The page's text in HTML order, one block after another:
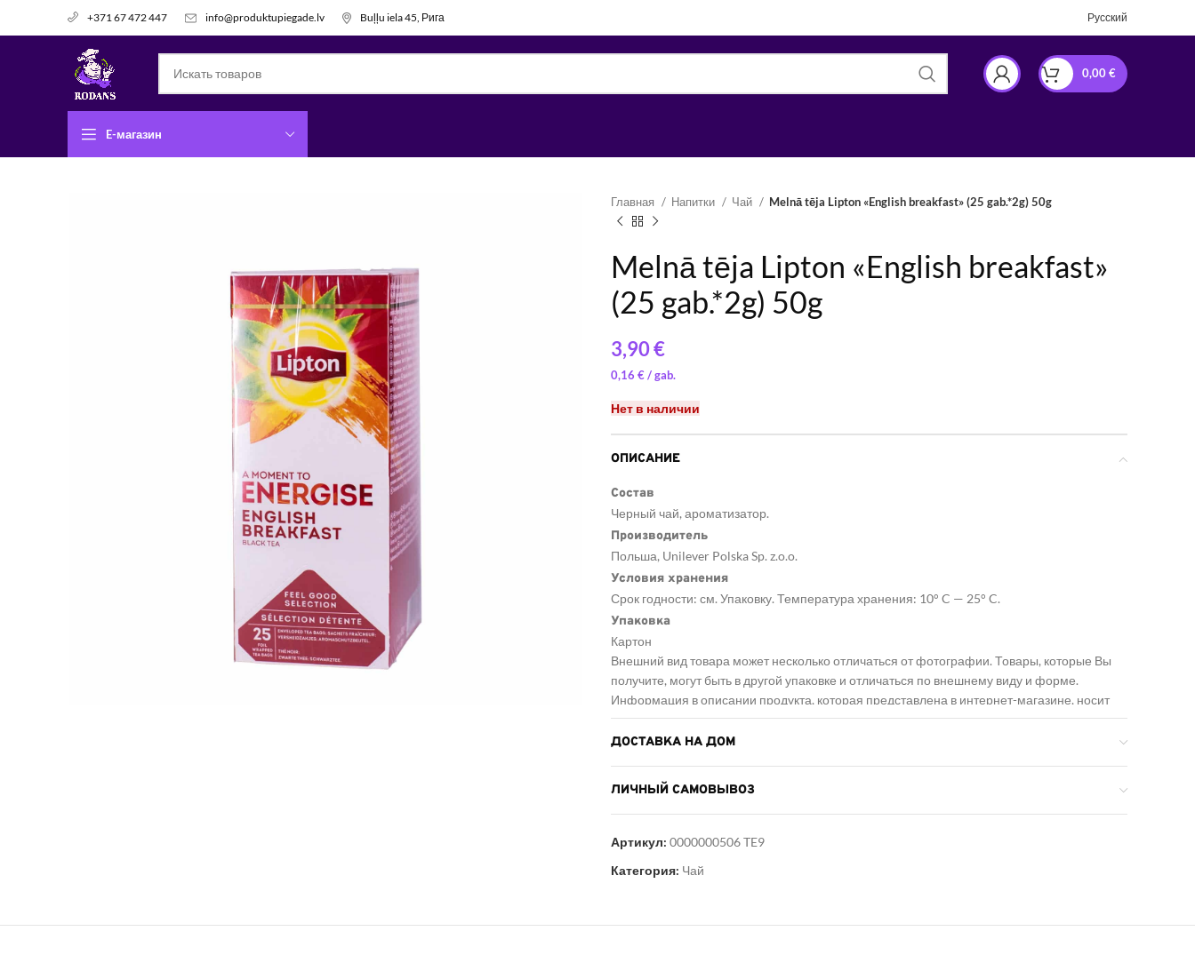
+371 67 472 447 info@produktupiegade.lv Buļļu iela 45, Рига Русский
0,00€
E-магазин
Главная Напитки Чай Melnā tēja Lipton «English breakfast» (25 gab.*2g) 50g
Melnā tēja Lipton «English breakfast»
(25 gab.*2g) 50g
€
0,16 €
Нет в наличии
ОПИСАНИЕ
Состав
Черный чай, ароматизатор.
Производитель
Польша, Unilever Polska Sp. z.o.o.
Условия хранения
Срок годности: см. Упаковку. Температура хранения: 10° C — 25° C.
Упаковка
Картон
Внешний вид товара может несколько отличаться от фотографии. Товары, которые Вы
получите, могут быть в другой упаковке и отличаться по внешнему виду и форме.
Информация в описании продукта, которая представлена в интернет-магазине, носит
общий характер, поэтому не идентична информации, указанной на упаковке.
Количество товаров по акции ограничено.
ДОСТАВКА НА ДОМ
ЛИЧНЫЙ САМОВЫВОЗ
Артикул: 0000000506 TE9
Категория: Чай